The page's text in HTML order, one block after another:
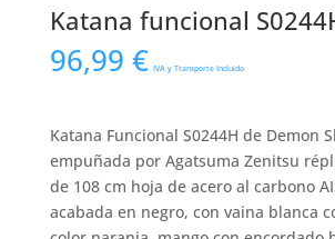
Katana funcional
96,99 € IVA y Transporte Incluido
Katana Funcional S0244H de Demon
empuñada por Agatsuma Zenitsu
de 108 cm hoja de acero al carbono
acabada en negro, con vaina blanca